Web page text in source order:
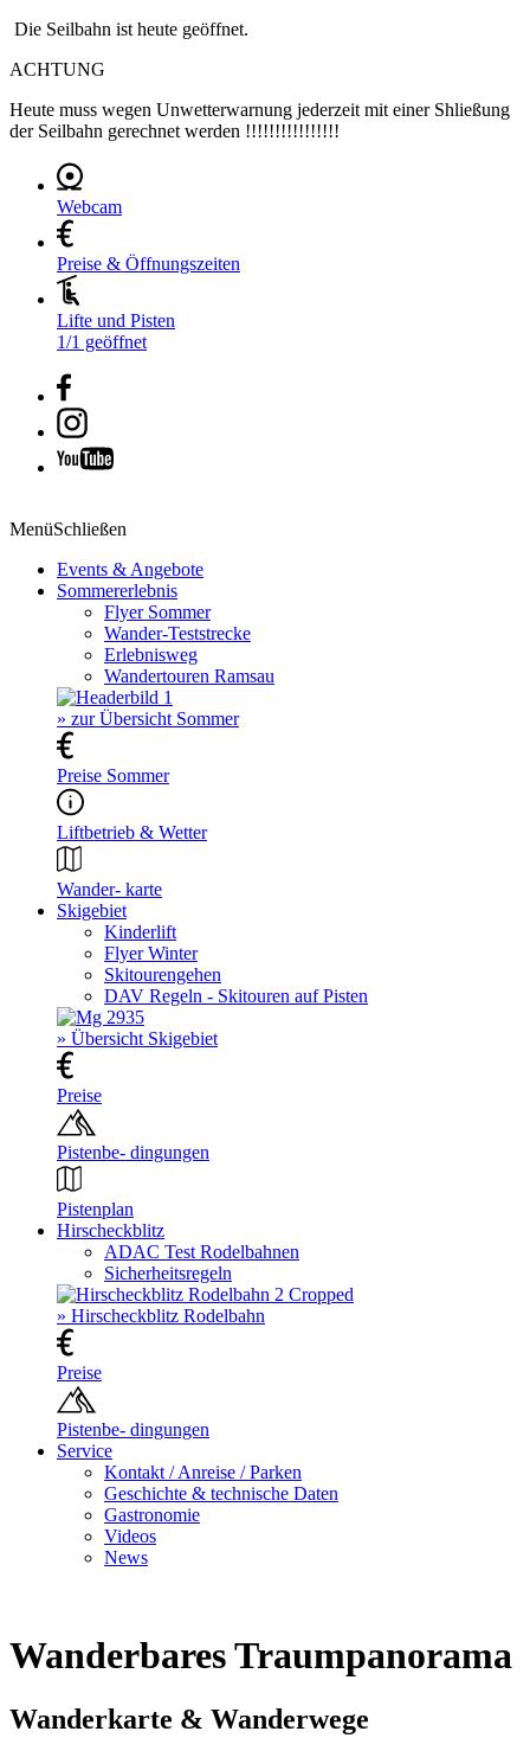
Die Seilbahn ist heute geöffnet.
ACHTUNG
Heute muss wegen Unwetterwarnung jederzeit mit einer Shließung
der Seilbahn gerechnet werden !!!!!!!!!!!!!!!!
Webcam
Preise & Öffnungszeiten
Lifte und Pisten
1/1 geöffnet
MenüSchließen
Events & Angebote
Sommererlebnis
Flyer Sommer
Wander-Teststrecke
Erlebnisweg
Wandertouren Ramsau
» zur Übersicht Sommer
Preise Sommer
Liftbetrieb & Wetter
Wander- karte
Skigebiet
Kinderlift
Flyer Winter
Skitourengehen
DAV Regeln - Skitouren auf Pisten
» Übersicht Skigebiet
Preise
Pistenbe- dingungen
Pistenplan
Hirscheckblitz
ADAC Test Rodelbahnen
Sicherheitsregeln
» Hirscheckblitz Rodelbahn
Preise
Pistenbe- dingungen
Service
Kontakt / Anreise / Parken
Geschichte & technische Daten
Gastronomie
Videos
News
Wanderbares Traumpanorama
Wanderkarte & Wanderwege